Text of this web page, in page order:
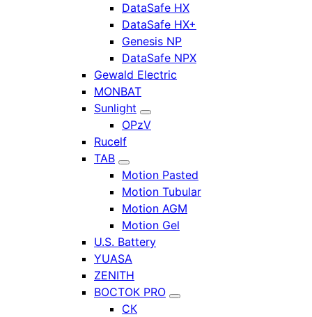
DataSafe HX
DataSafe HX+
Genesis NP
DataSafe NPX
Gewald Electric
MONBAT
Sunlight
OPzV
Rucelf
TAB
Motion Pasted
Motion Tubular
Motion AGM
Motion Gel
U.S. Battery
YUASA
ZENITH
ВОСТОК PRO
СК